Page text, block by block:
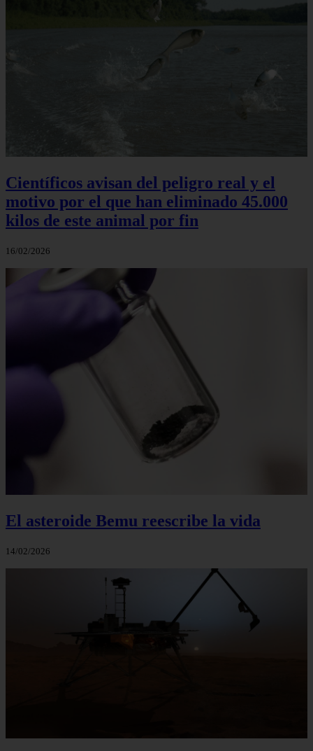
Científicos avisan del peligro real y el
motivo por el que han eliminado 45.000
kilos de este animal por fin
16/02/2026
El asteroide Bemu reescribe la vida
14/02/2026